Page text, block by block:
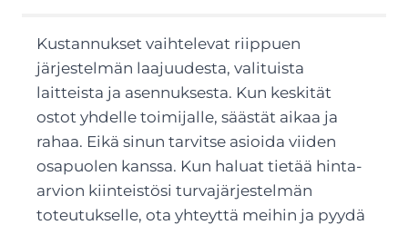
Kustannukset vaihtelevat riippuen
järjestelmän laajuudesta, valituista
laitteista ja asennuksesta. Kun keskität
ostot yhdelle toimijalle, säästät aikaa ja
rahaa. Eikä sinun tarvitse asioida viiden
osapuolen kanssa. Kun haluat tietää hinta-
arvion kiinteistösi turvajärjestelmän
toteutukselle, ota yhteyttä meihin ja pyydä